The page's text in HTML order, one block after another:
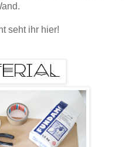
seht ihr hier!